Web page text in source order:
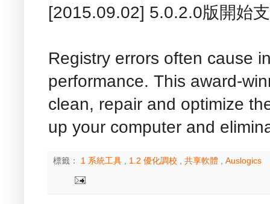
[2015.09.02] 5.0.2.0版開始
Registry errors often cause
performance. This award-
clean, repair and optimize
up your computer and
標籤： 1 系統工具 1.2 優化調校 共享軟體 Auslogics